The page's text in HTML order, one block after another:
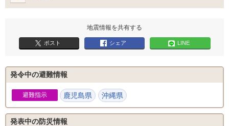
地震情報を共有する
ポスト シェア LINE
発令中の避難情報
避難指示 鹿児島県 沖縄県
発表中の防災情報